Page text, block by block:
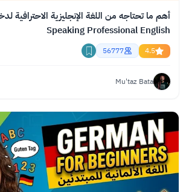
أهم ما تحتاجه من اللغة الإنجليزية
Speaking Professional English
4.5
56777
Mu'taz Bata